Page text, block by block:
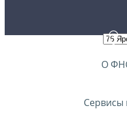
О
Сервисы